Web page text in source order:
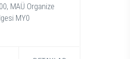
MAÜ Organize
MY0